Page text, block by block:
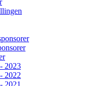
2023
2022
2021